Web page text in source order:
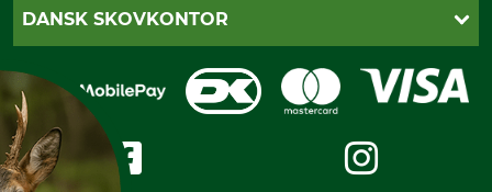
Privatlivspolitik
Handelsbetingelser
Impressum
Gratis returlabel
Dankort
Kreditkort
DANSK SKOVKONTOR
Karriere
Messe datoer
Om os
International